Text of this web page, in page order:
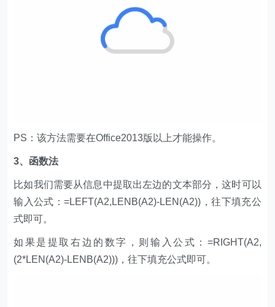
PS：该方法需要在Office2013版以上才能操作。
3、函数法
比如我们需要从信息中提取出左边的文本部分，这时可以
输入公式：=LEFT(A2,LENB(A2)-LEN(A2))，往下填充公
式即可。
如果是提取右边的数字，则输入公式：=RIGHT(A2,
(2*LEN(A2)-LENB(A2)))，往下填充公式即可。